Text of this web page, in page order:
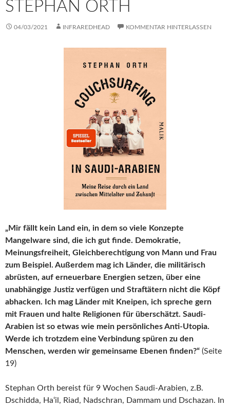
STEPHAN ORTH
04/03/2021 INFRAREDHEAD KOMMENTAR HINTERLASSEN
„Mir fällt kein Land ein, in dem so viele Konzepte
Mangelware sind, die ich gut finde. Demokratie,
Meinungsfreiheit, Gleichberechtigung von Mann und Frau
zum Beispiel. Außerdem mag ich Länder, die militärisch
abrüsten, auf erneuerbare Energien setzen, über eine
unabhängige Justiz verfügen und Straftätern nicht die Köpf
abhacken. Ich mag Länder mit Kneipen, ich spreche gern
mit Frauen und halte Religionen für überschätzt. Saudi-
Arabien ist so etwas wie mein persönliches Anti-Utopia.
Werde ich trotzdem eine Verbindung spüren zu den
Menschen, werden wir gemeinsame Ebenen finden?“ (Seite
19)
Stephan Orth bereist für 9 Wochen Saudi-Arabien, z.B.
Dschidda, Ha‘il, Riad, Nadschran, Dammam und Dschazan. In